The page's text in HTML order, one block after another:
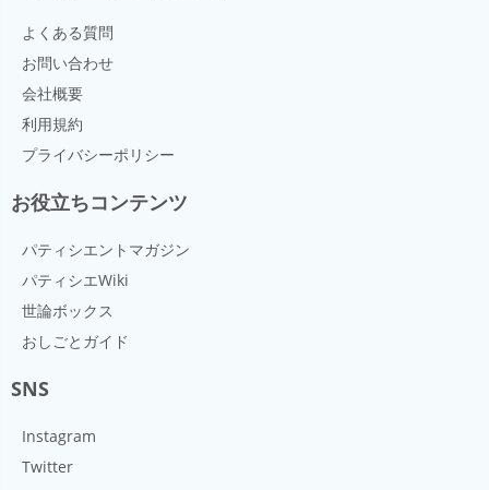
よくある質問
お問い合わせ
会社概要
利用規約
プライバシーポリシー
お役立ちコンテンツ
パティシエントマガジン
パティシエWiki
世論ボックス
おしごとガイド
SNS
Instagram
Twitter